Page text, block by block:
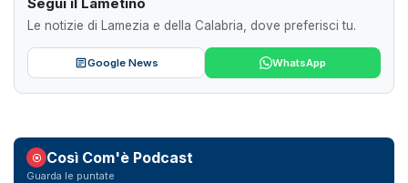
Le notizie di Lamezia e della Calabria, dove preferisci tu.
Google News WhatsApp
Così Com'è Podcast
Guarda le puntate